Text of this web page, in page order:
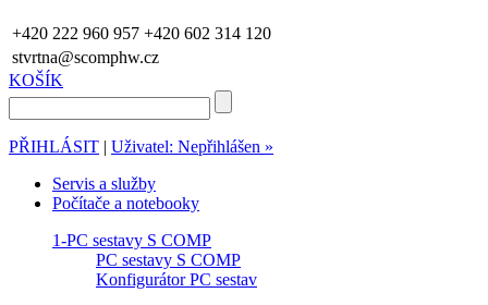
+420 222 960 957 +420 602 314 120
stvrtna@scomphw.cz
KOŠÍK
PŘIHLÁSIT | Uživatel: Nepřihlášen »
Servis a služby
Počítače a notebooky
1-PC sestavy S COMP
PC sestavy S COMP
Konfigurátor PC sestav